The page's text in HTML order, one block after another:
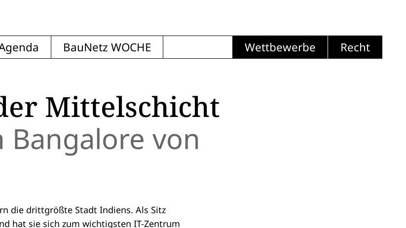
BauNetz WOCHE Wettbewerbe Recht
Mittelschicht
von
die drittgrößte Stadt Indiens. Als Sitz
hat sie sich zum wichtigsten IT-Zentrum